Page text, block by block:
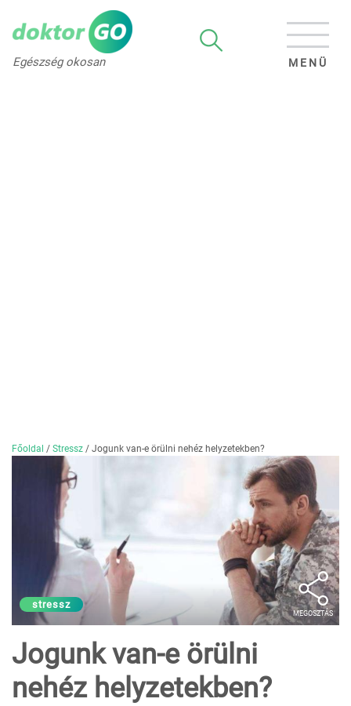
Egészség okosan MENÜ
Főoldal / Stressz / Jogunk van-e örülni nehéz helyzetekben?
stressz
MEGOSZTÁS
Jogunk van-e örülni
nehéz helyzetekben?